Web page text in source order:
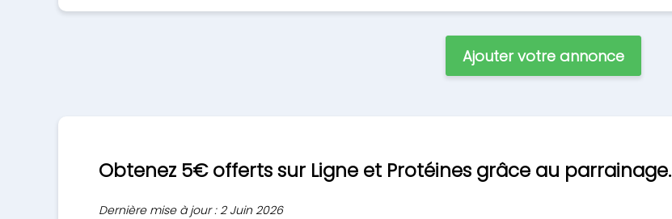
Ajouter votre annonce
Obtenez 5€ offerts sur Ligne et Protéines grâce au parrainage.
Dernière mise à jour : 2 Juin 2026